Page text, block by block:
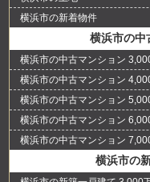
横浜市の新着物件
横浜市の中
横浜市の中古マンション
横浜市の中古マンション
横浜市の中古マンション
横浜市の中古マンション
横浜市の中古マンション
横浜市の